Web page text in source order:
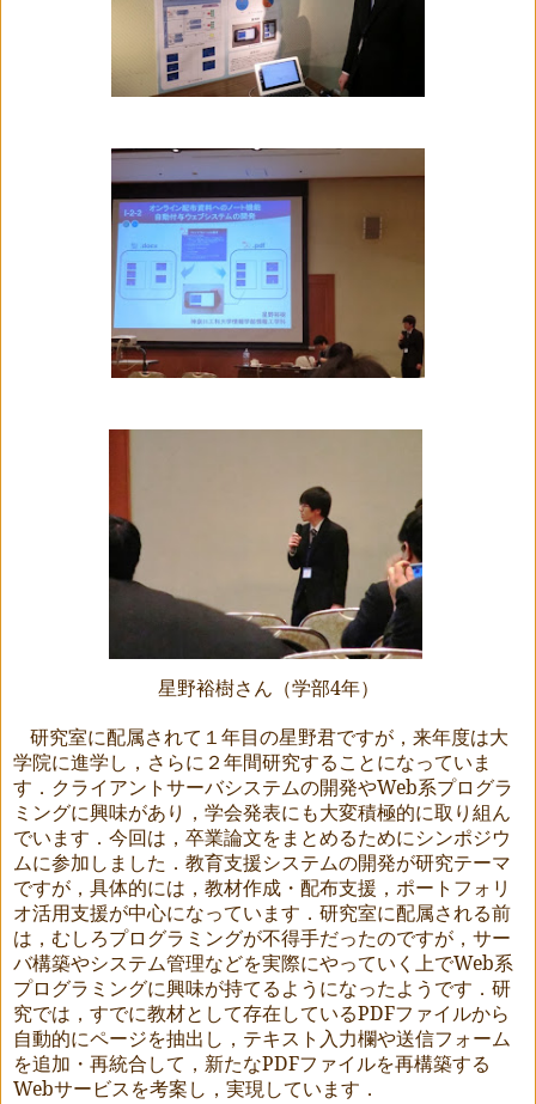
星野裕樹さん（学部4年）
研究室に配属されて１年目の星野君ですが，来年度は大
学院に進学し，さらに２年間研究することになっていま
す．クライアントサーバシステムの開発やWeb系プログラ
ミングに興味があり，学会発表にも大変積極的に取り組ん
でいます．今回は，卒業論文をまとめるためにシンポジウ
ムに参加しました．教育支援システムの開発が研究テーマ
ですが，具体的には，教材作成・配布支援，ポートフォリ
オ活用支援が中心になっています．研究室に配属される前
は，むしろプログラミングが不得手だったのですが，サー
バ構築やシステム管理などを実際にやっていく上でWeb系
プログラミングに興味が持てるようになったようです．研
究では，すでに教材として存在しているPDFファイルから
自動的にページを抽出し，テキスト入力欄や送信フォーム
を追加・再統合して，新たなPDFファイルを再構築する
Webサービスを考案し，実現しています．